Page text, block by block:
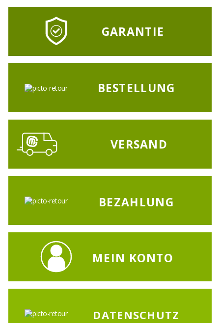
GARANTIE
BESTELLUNG
VERSAND
BEZAHLUNG
MEIN KONTO
DATENSCHUTZ